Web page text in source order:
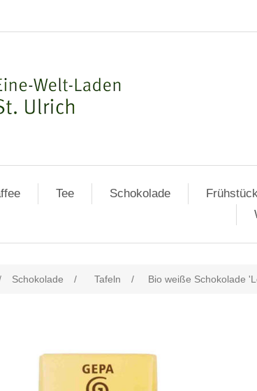
Tee Schokolade
Schokolade / Tafeln / Bio weiße Schokolade